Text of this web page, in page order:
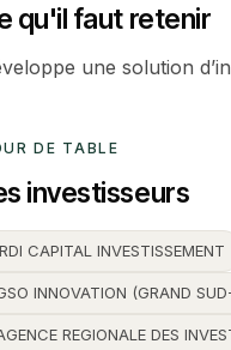
qu'il faut retenir
une solution
DE TABLE
investisseurs
CAPITAL INVESTISSEMENT
INNOVATION (GRAND
REGIONALE DES